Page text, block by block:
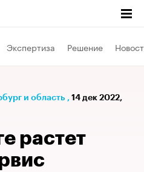
Экспертиза Решение
и область , 14 дек 2022,
растет